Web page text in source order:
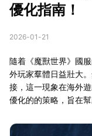
優化指南！
2026-01-21
隨着《魔獸世界》國
外玩家羣體日益壯大
接，這一現象在海外
優化的的策略，旨在